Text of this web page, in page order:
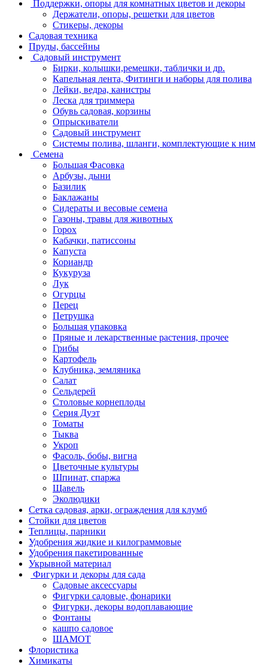
Поддержки, опоры для комнатных цветов и декоры
Держатели, опоры, решетки для цветов
Стикеры, декоры
Садовая техника
Пруды, бассейны
Садовый инструмент
Бирки, колышки,ремешки, таблички и др.
Капельная лента, Фитинги и наборы для полива
Лейки, ведра, канистры
Леска для триммера
Обувь садовая, корзины
Опрыскиватели
Садовый инструмент
Системы полива, шланги, комплектующие к ним
Семена
Большая Фасовка
Арбузы, дыни
Базилик
Баклажаны
Сидераты и весовые семена
Газоны, травы для животных
Горох
Кабачки, патиссоны
Капуста
Кориандр
Кукуруза
Лук
Огурцы
Перец
Петрушка
Большая упаковка
Пряные и лекарственные растения, прочее
Грибы
Картофель
Клубника, земляника
Салат
Сельдерей
Столовые корнеплоды
Серия Дуэт
Томаты
Тыква
Укроп
Фасоль, бобы, вигна
Цветочные культуры
Шпинат, спаржа
Щавель
Эколюдики
Сетка садовая, арки, ограждения для клумб
Стойки для цветов
Теплицы, парники
Удобрения жидкие и килограммовые
Удобрения пакетированные
Укрывной материал
Фигурки и декоры для сада
Садовые аксессуары
Фигурки садовые, фонарики
Фигурки, декоры водоплавающие
Фонтаны
кашпо садовое
ШАМОТ
Флористика
Химикаты